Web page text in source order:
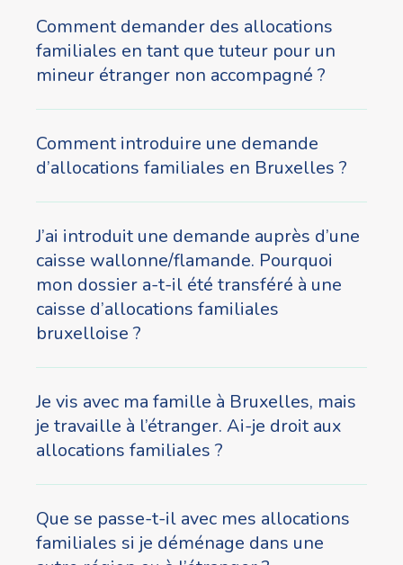
Comment demander des allocations
familiales en tant que tuteur pour un
mineur étranger non accompagné ?
Comment introduire une demande
d’allocations familiales en Bruxelles ?
J’ai introduit une demande auprès d’une
caisse wallonne/flamande. Pourquoi
mon dossier a-t-il été transféré à une
caisse d’allocations familiales
bruxelloise ?
Je vis avec ma famille à Bruxelles, mais
je travaille à l’étranger. Ai-je droit aux
allocations familiales ?
Que se passe-t-il avec mes allocations
familiales si je déménage dans une